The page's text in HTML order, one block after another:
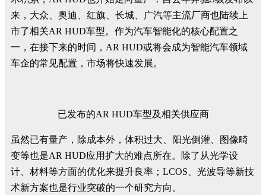
来，大众、奥迪、红旗、长城、广汽等主流厂商也陆续上
市了相关AR HUD车型。作为汽车智能化的核心配置之
一，在接下来的时间，AR HUD或将会成为智能汽车领域
车企的常见配置，市场将快速发展。
已发布的AR HUD车型及相关供应商
虽然已有量产，除成本外，体积过大、阳光倒灌、图像畸
变等也是AR HUD应用扩大的难点所在。除了从光学设
计、材料等方面的优化来提升良率；LCOS、光波导等新技
术新方案也是行业突破的一个研究方向。